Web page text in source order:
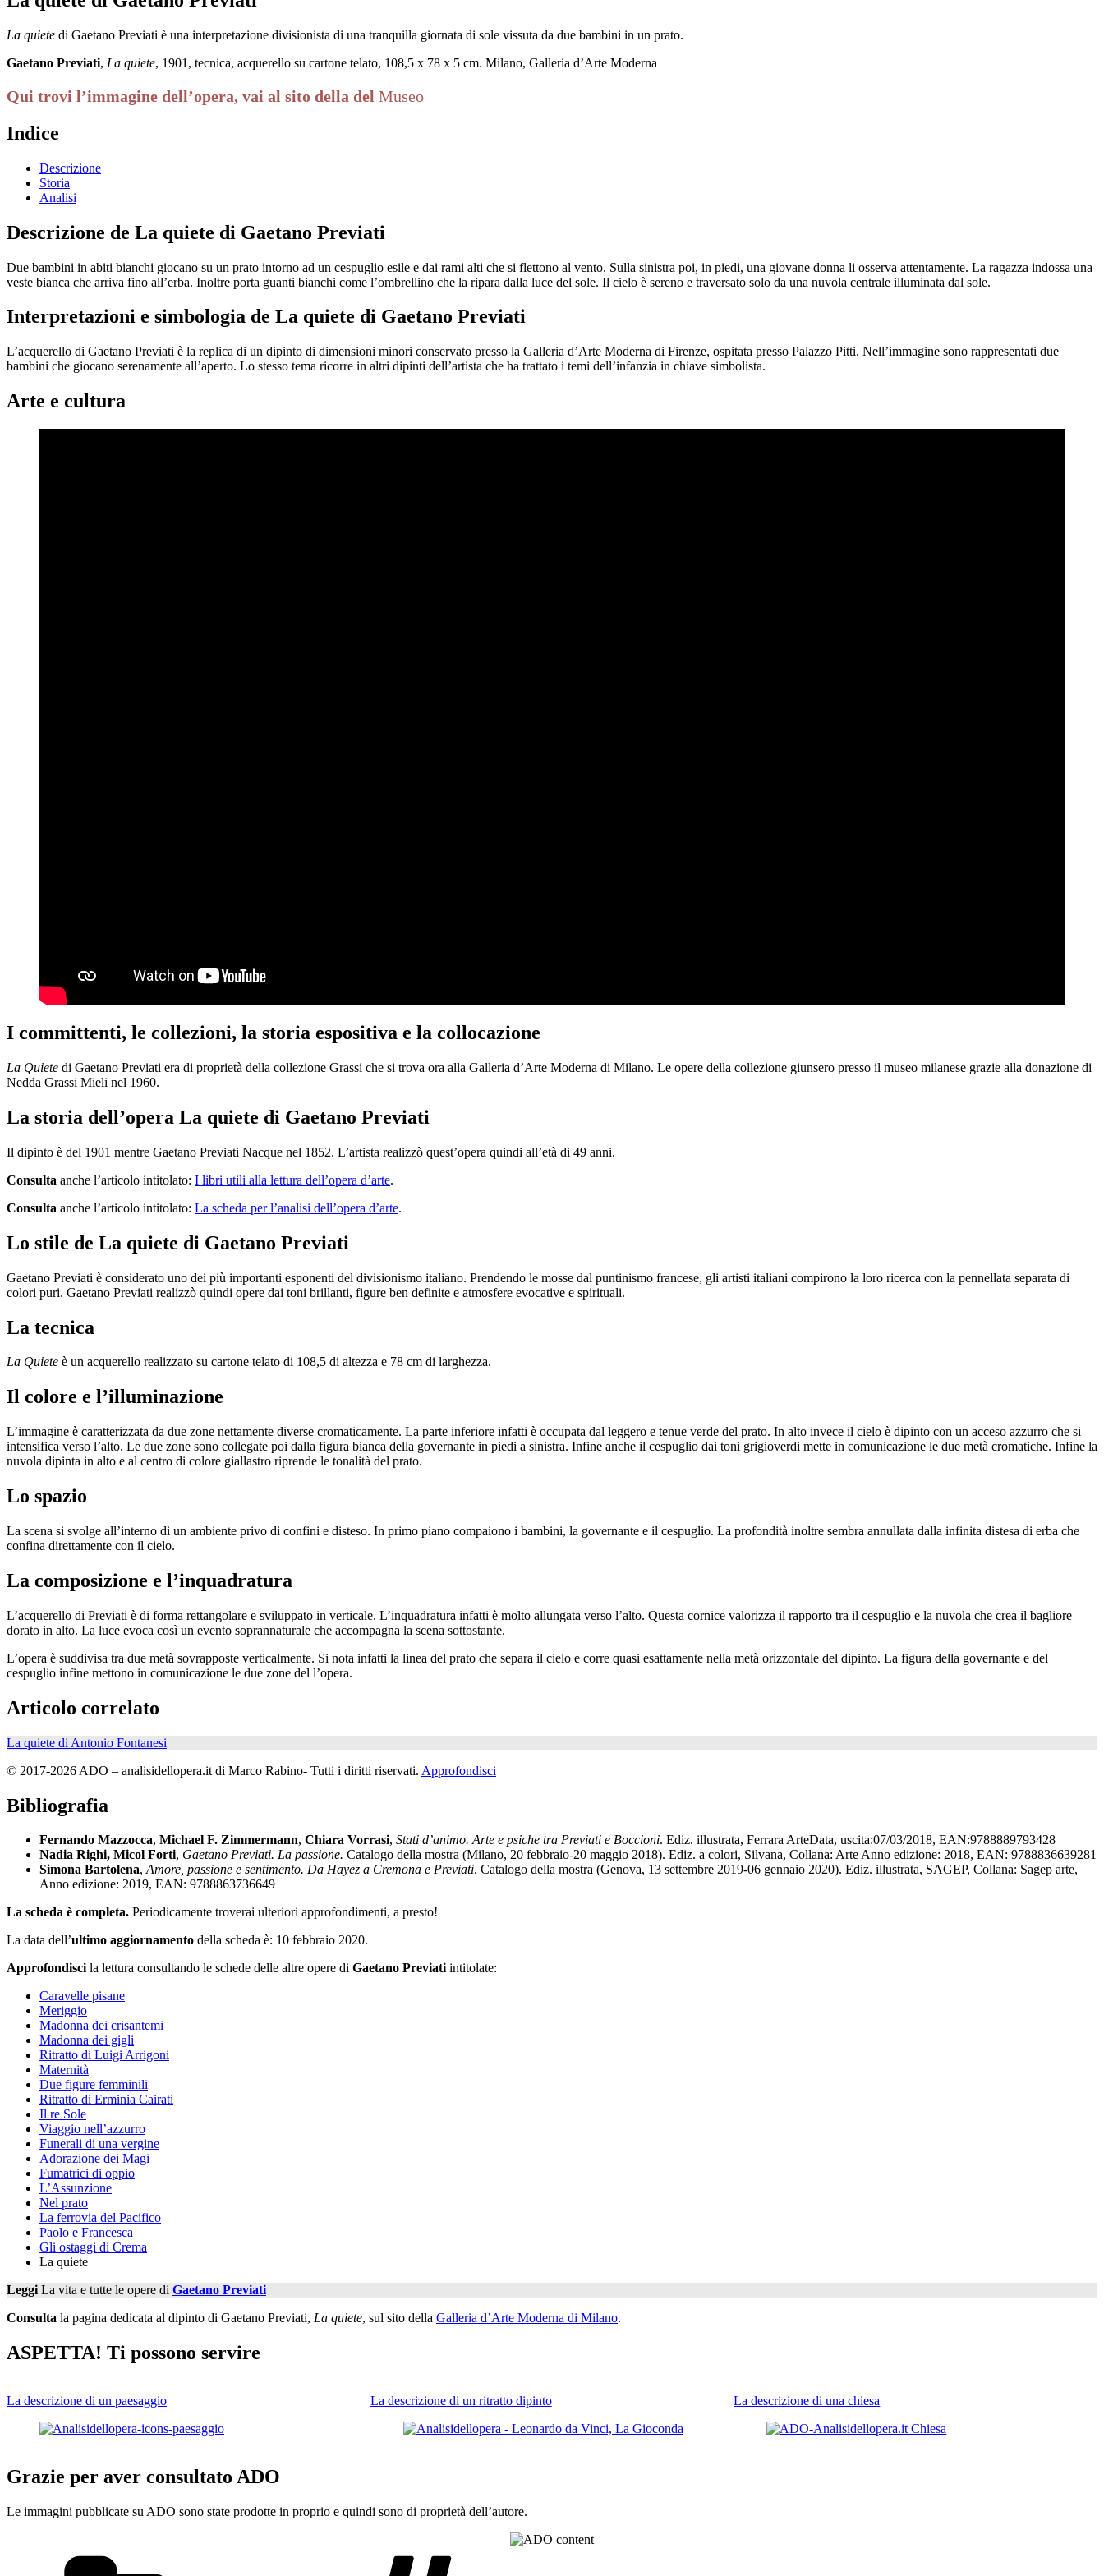
La quiete di Gaetano Previati è una interpretazione divisionista di una tranquilla giornata di sole vissuta da due bambini in un prato.
Gaetano Previati, La quiete, 1901, tecnica, acquerello su cartone telato, 108,5 x 78 x 5 cm. Milano, Galleria d’Arte Moderna
Qui trovi l’immagine dell’opera, vai al sito della del Museo
Indice
Descrizione
Storia
Analisi
Descrizione de La quiete di Gaetano Previati
Due bambini in abiti bianchi giocano su un prato intorno ad un cespuglio esile e dai rami alti che si flettono al vento. Sulla sinistra poi, in piedi, una giovane donna li osserva attentamente. La ragazza indossa una
veste bianca che arriva fino all’erba. Inoltre porta guanti bianchi come l’ombrellino che la ripara dalla luce del sole. Il cielo è sereno e traversato solo da una nuvola centrale illuminata dal sole.
Interpretazioni e simbologia de La quiete di Gaetano Previati
L’acquerello di Gaetano Previati è la replica di un dipinto di dimensioni minori conservato presso la Galleria d’Arte Moderna di Firenze, ospitata presso Palazzo Pitti. Nell’immagine sono rappresentati due
bambini che giocano serenamente all’aperto. Lo stesso tema ricorre in altri dipinti dell’artista che ha trattato i temi dell’infanzia in chiave simbolista.
Arte e cultura
I committenti, le collezioni, la storia espositiva e la collocazione
La Quiete di Gaetano Previati era di proprietà della collezione Grassi che si trova ora alla Galleria d’Arte Moderna di Milano. Le opere della collezione giunsero presso il museo milanese grazie alla donazione di
Nedda Grassi Mieli nel 1960.
La storia dell’opera La quiete di Gaetano Previati
Il dipinto è del 1901 mentre Gaetano Previati Nacque nel 1852. L’artista realizzò quest’opera quindi all’età di 49 anni.
Consulta anche l’articolo intitolato: I libri utili alla lettura dell’opera d’arte.
Consulta anche l’articolo intitolato: La scheda per l’analisi dell’opera d’arte.
Lo stile de La quiete di Gaetano Previati
Gaetano Previati è considerato uno dei più importanti esponenti del divisionismo italiano. Prendendo le mosse dal puntinismo francese, gli artisti italiani compirono la loro ricerca con la pennellata separata di
colori puri. Gaetano Previati realizzò quindi opere dai toni brillanti, figure ben definite e atmosfere evocative e spirituali.
La tecnica
La Quiete è un acquerello realizzato su cartone telato di 108,5 di altezza e 78 cm di larghezza.
Il colore e l’illuminazione
L’immagine è caratterizzata da due zone nettamente diverse cromaticamente. La parte inferiore infatti è occupata dal leggero e tenue verde del prato. In alto invece il cielo è dipinto con un acceso azzurro che si
intensifica verso l’alto. Le due zone sono collegate poi dalla figura bianca della governante in piedi a sinistra. Infine anche il cespuglio dai toni grigioverdi mette in comunicazione le due metà cromatiche. Infine la
nuvola dipinta in alto e al centro di colore giallastro riprende le tonalità del prato.
Lo spazio
La scena si svolge all’interno di un ambiente privo di confini e disteso. In primo piano compaiono i bambini, la governante e il cespuglio. La profondità inoltre sembra annullata dalla infinita distesa di erba che
confina direttamente con il cielo.
La composizione e l’inquadratura
L’acquerello di Previati è di forma rettangolare e sviluppato in verticale. L’inquadratura infatti è molto allungata verso l’alto. Questa cornice valorizza il rapporto tra il cespuglio e la nuvola che crea il bagliore
dorato in alto. La luce evoca così un evento soprannaturale che accompagna la scena sottostante.
L’opera è suddivisa tra due metà sovrapposte verticalmente. Si nota infatti la linea del prato che separa il cielo e corre quasi esattamente nella metà orizzontale del dipinto. La figura della governante e del
cespuglio infine mettono in comunicazione le due zone del l’opera.
Articolo correlato
La quiete di Antonio Fontanesi
© 2017-2026 ADO – analisidellopera.it di Marco Rabino- Tutti i diritti riservati. Approfondisci
Bibliografia
Fernando Mazzocca, Michael F. Zimmermann, Chiara Vorrasi, Stati d’animo. Arte e psiche tra Previati e Boccioni. Ediz. illustrata, Ferrara ArteData, uscita:07/03/2018, EAN:9788889793428
Nadia Righi, Micol Forti, Gaetano Previati. La passione. Catalogo della mostra (Milano, 20 febbraio-20 maggio 2018). Ediz. a colori, Silvana, Collana: Arte Anno edizione: 2018, EAN: 9788836639281
Simona Bartolena,Amore, passione e sentimento. Da Hayez a Cremona e Previati. Catalogo della mostra (Genova, 13 settembre 2019-06 gennaio 2020). Ediz. illustrata, SAGEP, Collana: Sagep arte,
Anno edizione: 2019, EAN: 9788863736649
La scheda è completa. Periodicamente troverai ulteriori approfondimenti, a presto!
La data dell’ultimo aggiornamento della scheda è: 10 febbraio 2020.
Approfondiscila lettura consultando le schede delle altre opere di Gaetano Previatiintitolate:
Caravelle pisane
Meriggio
Madonna dei crisantemi
Madonna dei gigli
Ritratto di Luigi Arrigoni
Maternità
Due figure femminili
Ritratto di Erminia Cairati
Il re Sole
Viaggio nell’azzurro
Funerali di una vergine
Adorazione dei Magi
Fumatrici di oppio
L’Assunzione
Nel prato
La ferrovia del Pacifico
Paolo e Francesca
Gli ostaggi di Crema
La quiete
LeggiLa vita e tutte le opere di Gaetano Previati
Consulta la pagina dedicata al dipinto di Gaetano Previati, La quiete, sul sito della Galleria d’Arte Moderna di Milano.
ASPETTA! Ti possono servire
La descrizione di un paesaggio La descrizione di un ritratto dipinto La descrizione di una chiesa
Grazie per aver consultato ADO
Le immagini pubblicate su ADO sono state prodotte in proprio e quindi sono di proprietà dell’autore.